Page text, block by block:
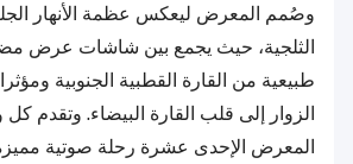
وصُمم المعرض ليعكس عظمة الأنهار
الثلجية، حيث يجمع بين شاشات عرض
طبيعية من القارة القطبية الجنوبية
الزوار إلى قلب القارة البيضاء. وتقدم
المعرض الإحدى عشرة رحلة صوتية مميزة،